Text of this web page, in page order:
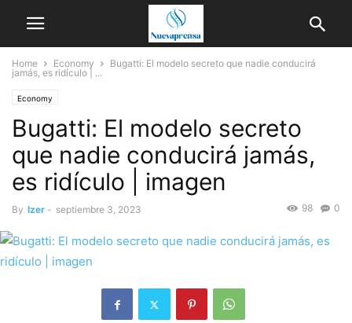
Home Economy
Bugatti: El modelo secreto que nadie conducirá
jamás, es ridículo | ...
Economy
Bugatti: El modelo secreto
que nadie conducirá jamás,
es ridículo | imagen
By Izer - septiembre 3, 2023 0
98